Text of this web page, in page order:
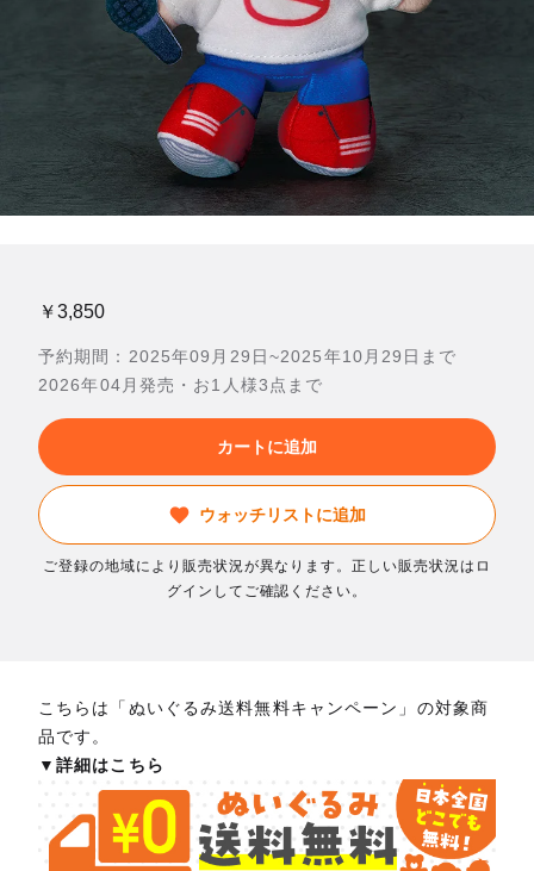
￥3,850
予約期間：2025年09月29日~2025年10月29日まで
2026年04月発売・お1人様3点まで
カートに追加
ウォッチリストに追加
ご登録の地域により販売状況が異なります。正しい販売状況はロ
グインしてご確認ください。
こちらは「ぬいぐるみ送料無料キャンペーン」の対象商
品です。
▼詳細はこちら